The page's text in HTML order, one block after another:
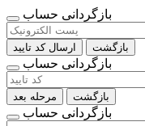
بازگردانی حساب
ارسال کد تایید بازگشت
بازگردانی حساب
مرحله بعد بازگشت
بازگردانی حساب